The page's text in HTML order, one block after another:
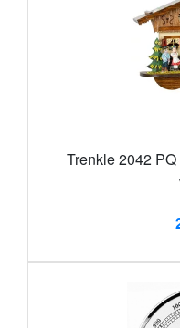
Trenkle 2042